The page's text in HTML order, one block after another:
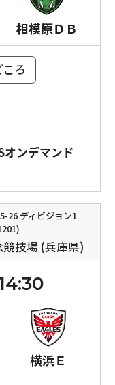
相模原ＤＢ
ろ
オンデマンド
26 ディビジョン1
技場 (兵庫県)
横浜Ｅ